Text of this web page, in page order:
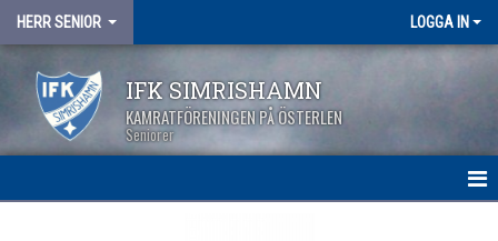
HERR SENIOR LOGGA IN
IFK SIMRISHAMN
KAMRATFÖRENINGEN PÅ ÖSTERLEN
Seniorer